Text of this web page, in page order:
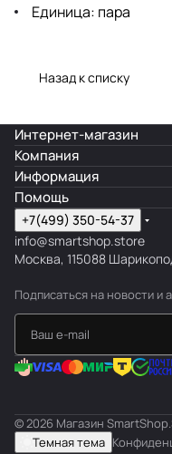
Единица: пара
Назад к списку
Интернет-магазин
Компания
Информация
Помощь
+7(499) 350-54-37
info@smartshop.store
Москва, 115088
Подписаться на новости и
© 2026 Магазин
Темная тема